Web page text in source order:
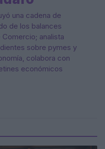
una cadena de
de los balances
analista
sobre pymes y
colabora con
económicos